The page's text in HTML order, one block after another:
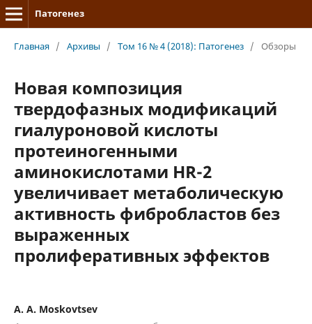
Патогенез
Главная / Архивы / Том 16 № 4 (2018): Патогенез / Обзоры
Новая композиция
твердофазных модификаций
гиалуроновой кислоты
протеиногенными
аминокислотами HR-2
увеличивает метаболическую
активность фибробластов без
выраженных
пролиферативных эффектов
A. A. Moskovtsev